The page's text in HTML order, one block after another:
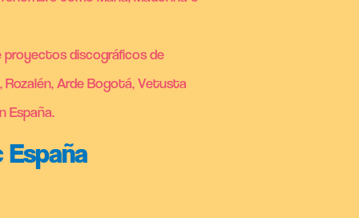
proyectos discográficos de
Arde Bogotá, Vetusta
España.